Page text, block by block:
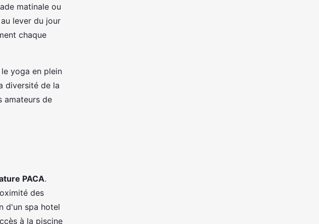
matinale ou
lever du jour
chaque
yoga en plein
diversité de la
amateurs de
PACA.
des
d'un spa hotel
à la piscine